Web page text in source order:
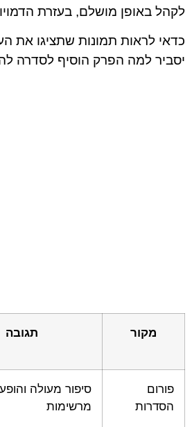
לקהל באופן מושלם, בעזרת
יסביר למה הפרק הוסיף לסדרה
מקור תגובה
פורום
הסדרות
סיפור מעולה
מרשימות